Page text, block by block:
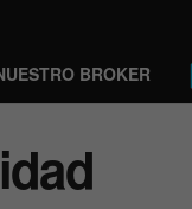
BROKER